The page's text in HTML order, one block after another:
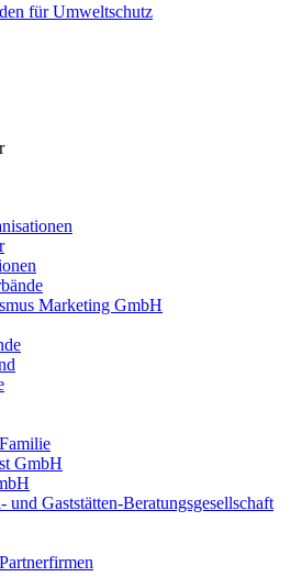
für Umweltschutz
Marketing GmbH
GmbH
Gaststätten-Beratungsgesellschaft